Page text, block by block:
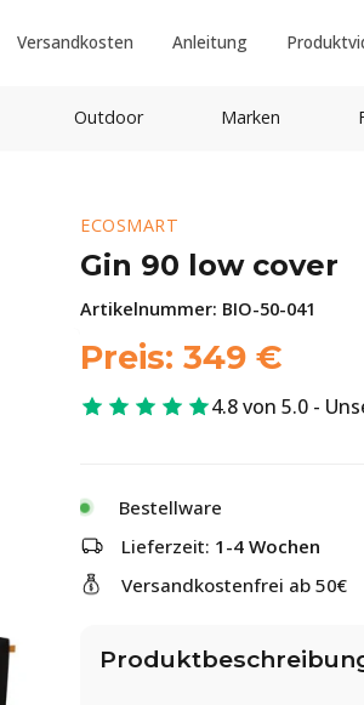
Versandkosten Anleitung
Outdoor Marken
ECOSMART
Gin 90 low cover
Artikelnummer: BIO-50-041
Preis: 349 €
4.8 von 5.0 -
Bestellware
Lieferzeit: 1-4 Wochen
Versandkostenfrei ab 50€